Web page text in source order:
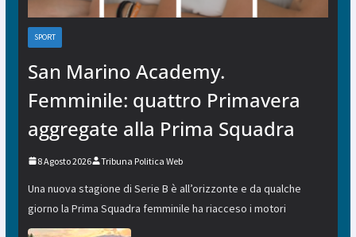
SPORT
San Marino Academy.
Femminile: quattro Primavera
aggregate alla Prima Squadra
8 Agosto 2026 Tribuna Politica Web
Una nuova stagione di Serie B è all’orizzonte e da qualche
giorno la Prima Squadra femminile ha riacceso i motori